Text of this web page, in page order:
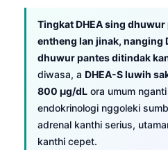
Tingkat DHEA sing
entheng lan jinak, nanging
dhuwur pantes ditindak
diwasa, a DHEA-S luwih
800 µg/dL ora umum
endokrinologi nggoleki
adrenal kanthi serius,
kanthi cepet.